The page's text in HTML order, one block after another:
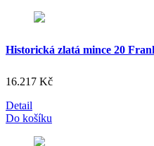
Historická zlatá mince 20
16.217 Kč
Detail
Do košíku